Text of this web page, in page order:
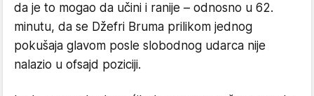
da je to mogao da učini i ranije – odnosno u 62.
minutu, da se Džefri Bruma prilikom jednog
pokušaja glavom posle slobodnog udarca nije
nalazio u ofsajd poziciji.